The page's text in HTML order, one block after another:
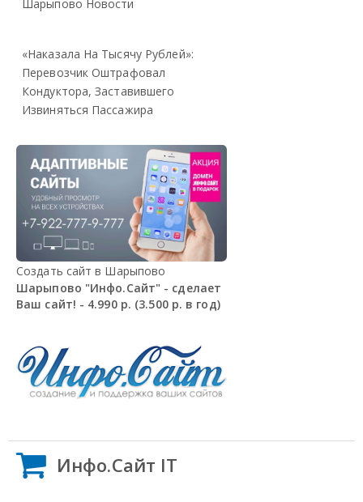
Шарыпово Новости
«Наказала На Тысячу Рублей»:
Перевозчик Оштрафовал
Кондуктора, Заставившего
Извиняться Пассажира
Создать сайт в Шарыпово
Шарыпово "Инфо.Сайт" - сделает
Ваш сайт! - 4.990 р. (3.500 р. в год)
Инфо.Сайт IT